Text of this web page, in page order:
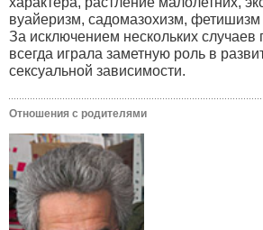
вуайеризм, садомазохизм, фетишизм
За исключением нескольких случаев
всегда играла заметную роль в
сексуальной зависимости.
Отношения с родителями